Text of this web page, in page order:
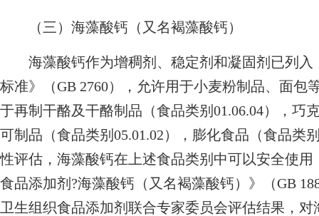
（三）海藻酸钙（又名褐藻酸钙）
海藻酸钙作为增稠剂、稳定剂和凝固剂已列入
标准》（GB 2760），允许用于小麦粉制品、面包
于再制干酪及干酪制品（食品类别01.06.04），巧
可制品（食品类别05.01.02），膨化食品（食品类
性评估，海藻酸钙在上述食品类别中可以安全使
食品添加剂?海藻酸钙（又名褐藻酸钙）》（GB
卫生组织食品添加剂联合专家委员会评估结果，